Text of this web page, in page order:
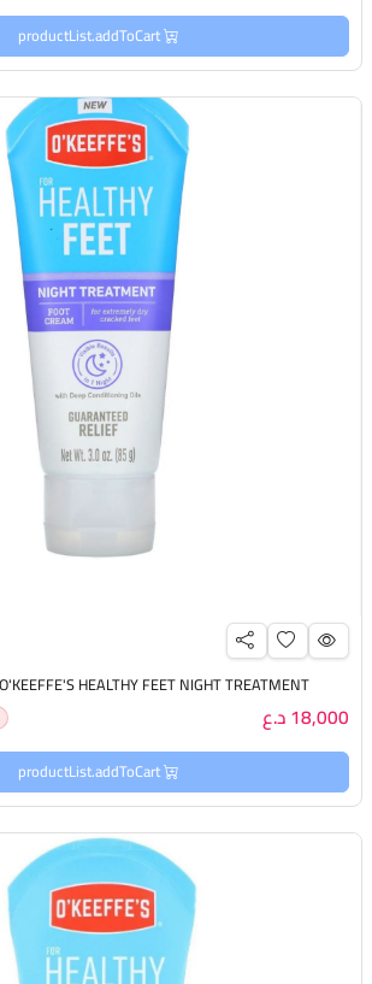
productList.addToCart
O'KEEFFE'S HEALTHY FEET NIGHT TREATMENT معالج قدم ليلي
18,000 د.ع
productList.addToCart